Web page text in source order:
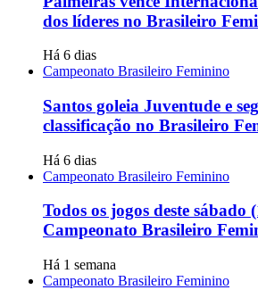
dos líderes no Brasileiro
Há 6 dias
Campeonato Brasileiro Feminino
Santos goleia Juventude e
classificação no Brasileiro
Há 6 dias
Campeonato Brasileiro Feminino
Todos os jogos deste sábado
Campeonato Brasileiro
Há 1 semana
Campeonato Brasileiro Feminino